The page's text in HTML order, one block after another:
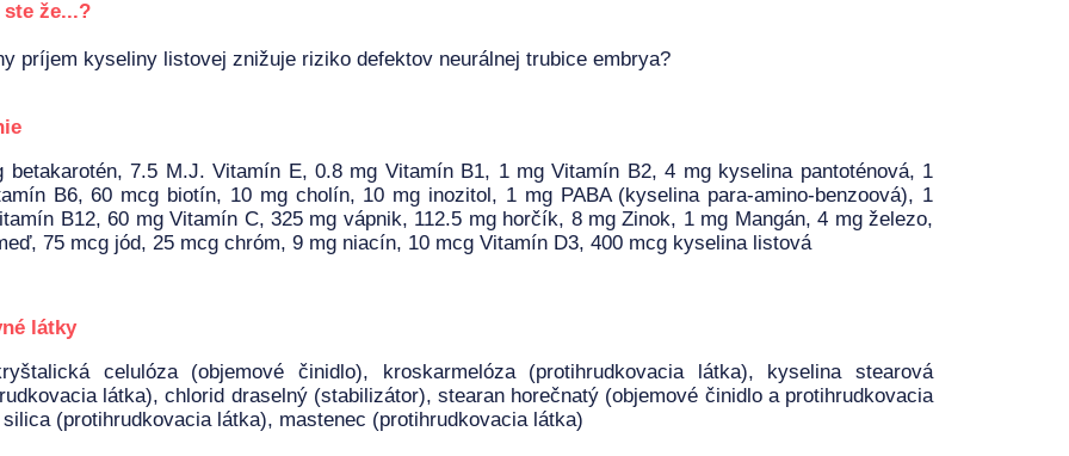
ste že...?
príjem kyseliny listovej znižuje riziko defektov neurálnej trubice embrya?
betakarotén, 7.5 M.J. Vitamín E, 0.8 mg Vitamín B1, 1 mg Vitamín B2, 4 mg kyselina pantoténová, 1
B6, 60 mcg biotín, 10 mg cholín, 10 mg inozitol, 1 mg PABA (kyselina para-amino-benzoová), 1
B12, 60 mg Vitamín C, 325 mg vápnik, 112.5 mg horčík, 8 mg Zinok, 1 mg Mangán, 4 mg železo,
75 mcg jód, 25 mcg chróm, 9 mg niacín, 10 mcg Vitamín D3, 400 mcg kyselina listová
látky
celulóza (objemové činidlo), kroskarmelóza (protihrudkovacia látka), kyselina stearová
látka), chlorid draselný (stabilizátor), stearan horečnatý (objemové činidlo a protihrudkovacia
silica (protihrudkovacia látka), mastenec (protihrudkovacia látka)